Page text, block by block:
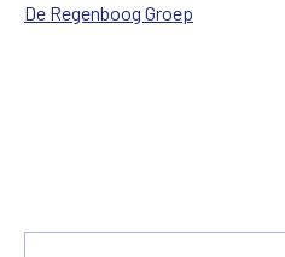
De Regenboog Groep